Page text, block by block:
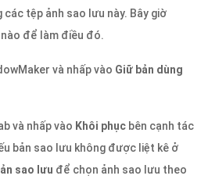
tệp ảnh sao lưu này. Bây giờ
để làm điều đó.
và nhấp vào Giữ bản dùng
và nhấp vào Khôi phục bên cạnh tác
bản sao lưu không được liệt kê ở
sao lưu để chọn ảnh sao lưu theo